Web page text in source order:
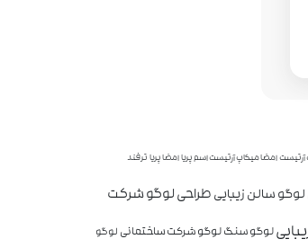
آرتیستامضا میکاپ آرتیست اسم پریاامضا پریا ترفند
سالن زیباییطراحی لوگو شرکت
لوگو سنگلوگو شرکت ساختمانی لوگو